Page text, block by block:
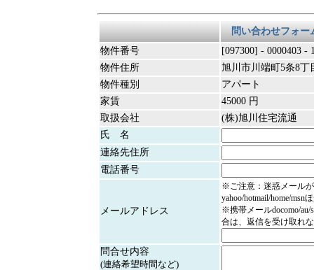
問い合わせフォー
物件番号
[097300] - 0000403 -
物件住所
旭川市川端町5条8丁
物件種別
アパート
家賃
45000 円
取扱会社
(株)旭川住宅流通
氏 名
連絡先住所
電話番号
メールアドレス
※ご注意：迷惑メール
yahoo/hotmail/home/msn
※携帯メールdocomo/au/
合は、返信を受け取れ
問合せ内容
(連絡希望時間など)